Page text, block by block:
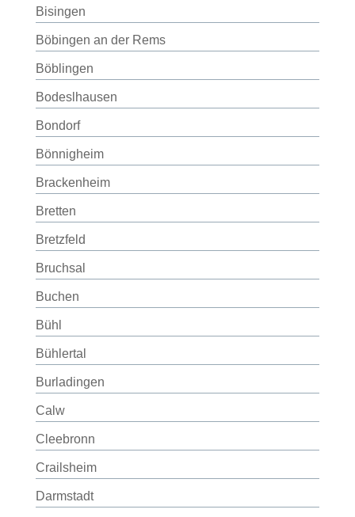
Bisingen
Böbingen an der Rems
Böblingen
Bodeslhausen
Bondorf
Bönnigheim
Brackenheim
Bretten
Bretzfeld
Bruchsal
Buchen
Bühl
Bühlertal
Burladingen
Calw
Cleebronn
Crailsheim
Darmstadt